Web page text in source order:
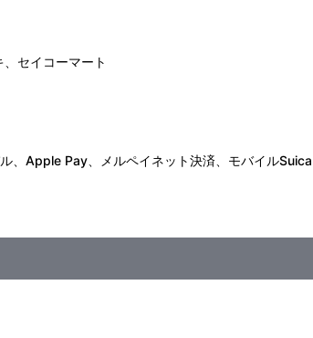
セイコーマート
、Apple Pay、メルペイネット決済、モバイルSuica